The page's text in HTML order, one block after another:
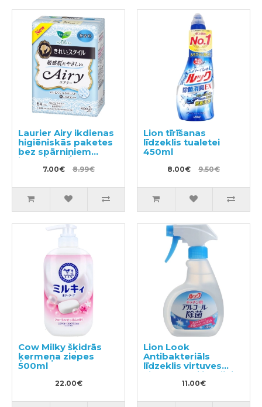
Laurier Airy ikdienas
higiēniskās paketes
bez spārniņiem
jūtīgai ādai 14cm
54gab7.00€ 8.99€
Lion tīrīšanas
līdzeklis tualetei
450ml
8.00€ 9.50€
Cow Milky šķidrās
ķermeņa ziepes
500ml
22.00€
Lion Look
Antibakteriāls
līdzeklis virtuves
virsmu sterilizācijai
11.00€